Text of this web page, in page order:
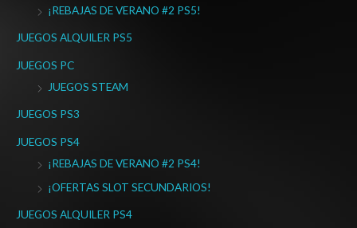
¡REBAJAS DE VERANO #2 PS5!
JUEGOS ALQUILER PS5
JUEGOS PC
JUEGOS STEAM
JUEGOS PS3
JUEGOS PS4
¡REBAJAS DE VERANO #2 PS4!
¡OFERTAS SLOT SECUNDARIOS!
JUEGOS ALQUILER PS4